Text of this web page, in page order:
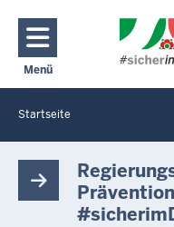
Menü
Navigation aktivieren/
Sie
befinden
sich
hier
Startseite
R
e
i